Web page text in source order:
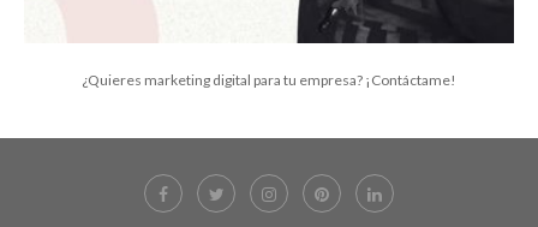
¿Quieres marketing digital para tu empresa? ¡Contáctame!